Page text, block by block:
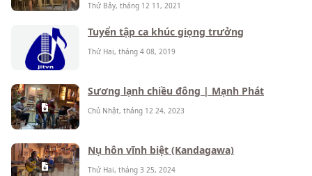
Thứ Bảy, tháng 12 11, 2021
Tuyển tập ca khúc giọng trưởng
Thứ Hai, tháng 4 08, 2019
Sương lạnh chiều đông | Mạnh Phát
Chủ Nhật, tháng 12 24, 2023
Nụ hôn vĩnh biệt (Kandagawa)
Thứ Hai, tháng 3 25, 2024